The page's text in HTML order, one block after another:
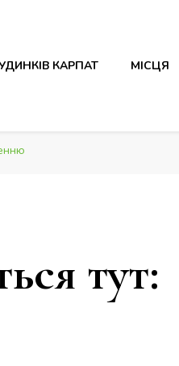
КАРПАТ МІСЦЯ
тут: